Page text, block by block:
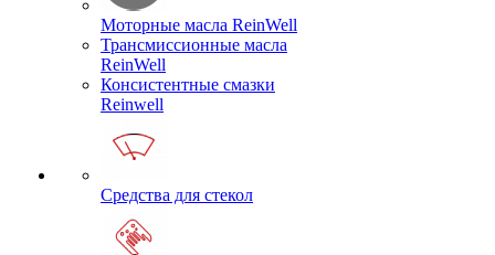
Моторные масла ReinWell
Трансмиссионные масла
ReinWell
Консистентные смазки
Reinwell
Средства для стекол